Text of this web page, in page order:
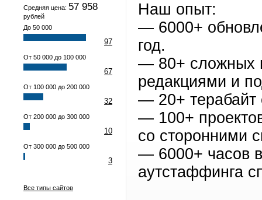
Средняя цена: 57 958
рублей
До 50 000
97
От 50 000 до 100 000
67
От 100 000 до 200 000
32
От 200 000 до 300 000
10
От 300 000 до 500 000
3
Все типы сайтов
Наш опыт:
— 6000+
год.
— 80+ сложных
редакциями и
— 20+ терабайт
— 100+
со сторонними
— 6000+ часов
аутстаффинга